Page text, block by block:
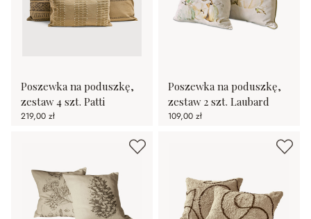
Poszewka na poduszkę,
zestaw 4 szt. Patti
219,00 zł
Poszewka na poduszkę,
zestaw 2 szt. Laubard
109,00 zł